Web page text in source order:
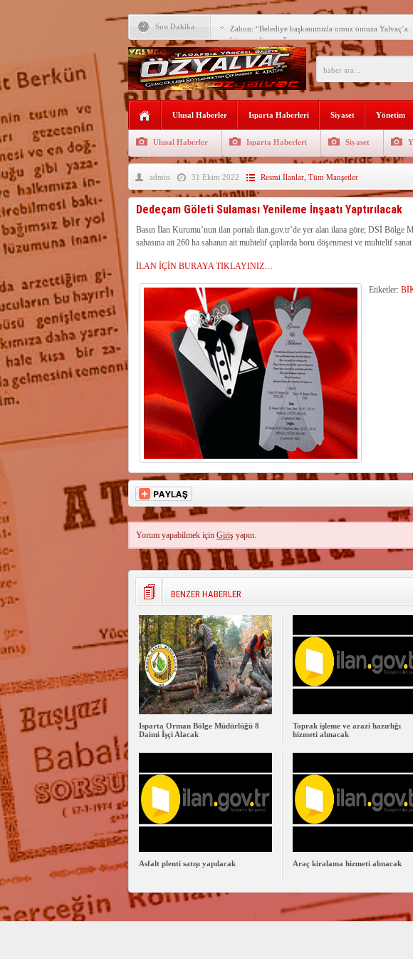
Son Dakika Zabun: “Belediye başkanımızla omuz omuza Yalvaç’a
hizmet ediyoruz”
Yeni öğretim yılı başlamadan ikili eğitime çözüm bulun
Yalvaç Festivali’ne görkemli açılış
Yalvaç’ta şimdi de Adliye Lojmanları yıkılıyor
Bir zamanlar Yalvaç, Ünlü Türk Ressamları
Sahipti
Tunçbilek: “Ekmek Zammının Sorumlusu Fırıncı Değil,
Hükümettir”
Süreyya Sadi Bilgiç’ten Başkan Kodal’a ziyaret
Festivalde sünnet şöleni gerçekleştirildi
Ulusal Haberler Isparta Haberleri Siyaset Yönetim
Ulusal Haberler Isparta Haberleri Siyaset
admin 31 Ekim 2022 Resmi İlanlar, Tüm Manşetler
Dedeçam Göleti Sulaması Yenileme İnşaatı Yaptırılacak
Basın İlan Kurumu’nun ilan portalı ilan.gov.tr’de yer alan ilana göre; DSİ Bölge
sahasına ait 260 ha sahanın ait muhtelif çaplarda boru döşenmesi ve muhtelif
İLAN İÇİN BURAYA TIKLAYINIZ…
Etiketler:
Yorum yapabilmek içinGiriş yapın.
BENZER HABERLER
Isparta Orman Bölge Müdürlüğü 8
Daimi İşçi Alacak
Toprak işleme ve arazi hazırlığı
hizmeti alınacak
Asfalt plenti satışı yapılacak Araç kiralama hizmeti alınacak